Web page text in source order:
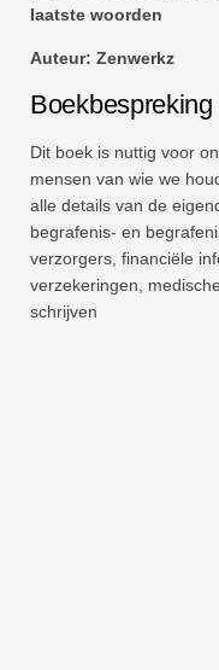
laatste woorden
Auteur: Zenwerkz
Dit boek is nuttig voor
mensen van wie we
alle details van de
begrafenis- en
verzorgers, financiële
verzekeringen,
schrijven